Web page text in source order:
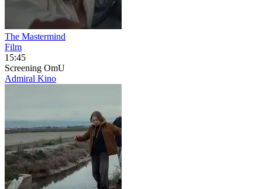
The Mastermind
Film
15:45
Screening OmU
Admiral Kino